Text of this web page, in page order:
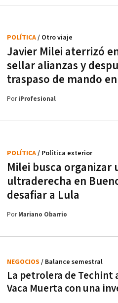
Javier Milei aterrizó
sellar alianzas y
traspaso de mando
POLÍTICA/ Otro viaje
PoriProfesional
Milei busca organizar
ultraderecha en
desafiar a Lula
POLÍTICA/ Política exterior
PorMariano Obarrio
La petrolera de Techint
Vaca Muerta con una
NEGOCIOS / Balance semestral